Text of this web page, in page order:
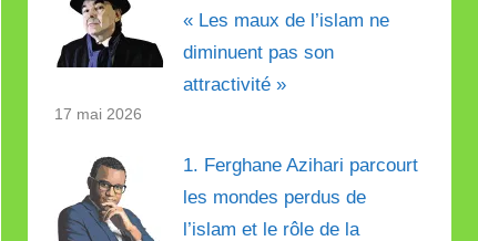
« Les maux de l’islam ne
diminuent pas son
attractivité »
17 mai 2026
1. Ferghane Azihari parcourt
les mondes perdus de
l’islam et le rôle de la